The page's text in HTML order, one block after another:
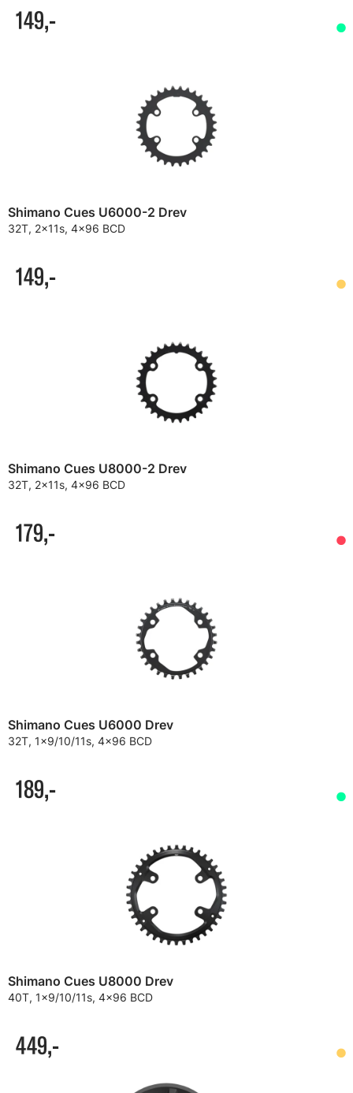
149,-
Shimano Cues U6000-2 Drev
32T, 2x11s, 4x96 BCD
149,-
Shimano Cues U8000-2 Drev
32T, 2x11s, 4x96 BCD
179,-
Shimano Cues U6000 Drev
32T, 1x9/10/11s, 4x96 BCD
189,-
Shimano Cues U8000 Drev
40T, 1x9/10/11s, 4x96 BCD
449,-